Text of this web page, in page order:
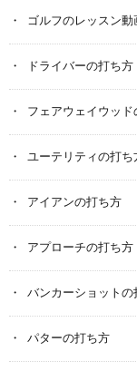
ゴルフのレッスン動
ドライバーの打ち方
フェアウェイウッド
ユーテリティの打ち
アイアンの打ち方
アプローチの打ち方
バンカーショットの
パターの打ち方